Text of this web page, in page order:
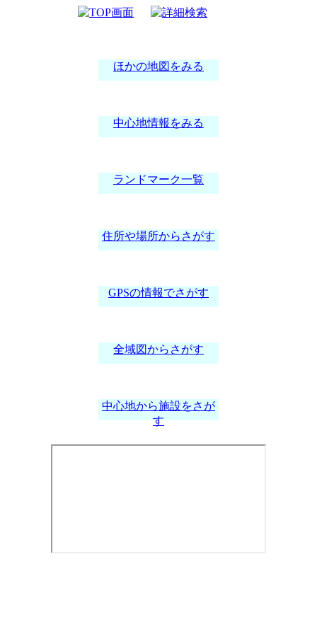
ほかの地図をみる
中心地情報をみる
ランドマーク一覧
住所や場所からさがす
GPSの情報でさがす
全域図からさがす
中心地から施設をさが
す